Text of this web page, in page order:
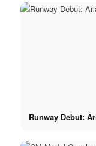
Runway Debut: